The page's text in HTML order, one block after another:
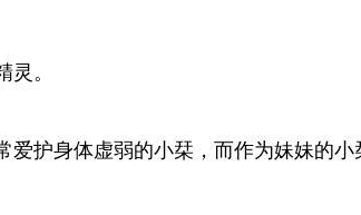
。
护身体虚弱的小栞，而作为妹妹的小